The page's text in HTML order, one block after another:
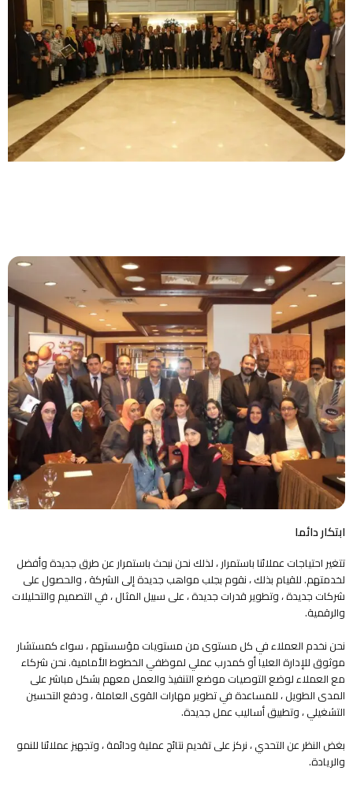
ابتكار دائما
تتغير احتياجات عملائنا باستمرار ، لذلك نحن نبحث باستمرار عن طرق جديدة وأفضل
لخدمتهم. للقيام بذلك ، نقوم بجلب مواهب جديدة إلى الشركة ، والحصول على
شركات جديدة ، وتطوير قدرات جديدة ، على سبيل المثال ، في التصميم والتحليلات
والرقمية.
نحن نخدم العملاء في كل مستوى من مستويات مؤسستهم ، سواء كمستشار
موثوق للإدارة العليا أو كمدرب عملي لموظفي الخطوط الأمامية. نحن شركاء
مع العملاء لوضع التوصيات موضع التنفيذ والعمل معهم بشكل مباشر على
المدى الطويل ، للمساعدة في تطوير مهارات القوى العاملة ، ودفع التحسين
التشغيلي ، وتطبيق أساليب عمل جديدة.
بغض النظر عن التحدي ، نركز على تقديم نتائج عملية ودائمة ، وتجهيز عملائنا للنمو
والريادة.